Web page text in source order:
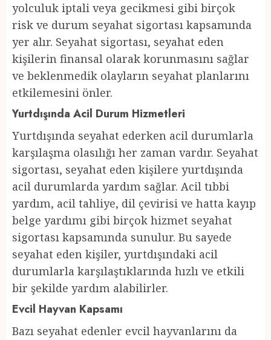
yolculuk iptali veya gecikmesi gibi birçok
risk ve durum seyahat sigortası kapsamında
yer alır. Seyahat sigortası, seyahat eden
kişilerin finansal olarak korunmasını sağlar
ve beklenmedik olayların seyahat planlarını
etkilemesini önler.
Yurtdışında Acil Durum Hizmetleri
Yurtdışında seyahat ederken acil durumlarla
karşılaşma olasılığı her zaman vardır. Seyahat
sigortası, seyahat eden kişilere yurtdışında
acil durumlarda yardım sağlar. Acil tıbbi
yardım, acil tahliye, dil çevirisi ve hatta kayıp
belge yardımı gibi birçok hizmet seyahat
sigortası kapsamında sunulur. Bu sayede
seyahat eden kişiler, yurtdışındaki acil
durumlarla karşılaştıklarında hızlı ve etkili
bir şekilde yardım alabilirler.
Evcil Hayvan Kapsamı
Bazı seyahat edenler evcil hayvanlarını da